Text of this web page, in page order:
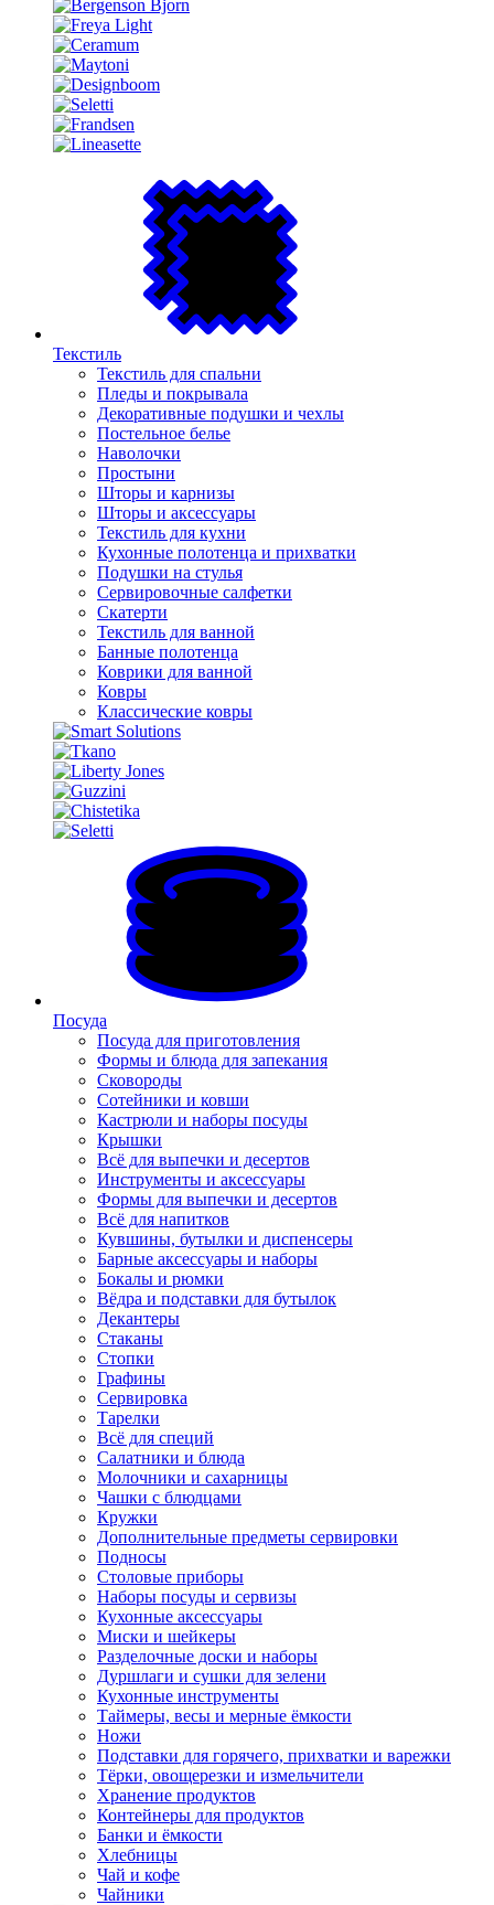
Текстиль
Текстиль для спальни
Пледы и покрывала
Декоративные подушки и чехлы
Постельное белье
Наволочки
Простыни
Шторы и карнизы
Шторы и аксессуары
Текстиль для кухни
Кухонные полотенца и прихватки
Подушки на стулья
Сервировочные салфетки
Скатерти
Текстиль для ванной
Банные полотенца
Коврики для ванной
Ковры
Классические ковры
Посуда
Посуда для приготовления
Формы и блюда для запекания
Сковороды
Сотейники и ковши
Кастрюли и наборы посуды
Крышки
Всё для выпечки и десертов
Инструменты и аксессуары
Формы для выпечки и десертов
Всё для напитков
Кувшины, бутылки и диспенсеры
Барные аксессуары и наборы
Бокалы и рюмки
Вёдра и подставки для бутылок
Декантеры
Стаканы
Стопки
Графины
Сервировка
Тарелки
Всё для специй
Салатники и блюда
Молочники и сахарницы
Чашки с блюдцами
Кружки
Дополнительные предметы сервировки
Подносы
Столовые приборы
Наборы посуды и сервизы
Кухонные аксессуары
Миски и шейкеры
Разделочные доски и наборы
Дуршлаги и сушки для зелени
Кухонные инструменты
Таймеры, весы и мерные ёмкости
Ножи
Подставки для горячего, прихватки и варежки
Тёрки, овощерезки и измельчители
Хранение продуктов
Контейнеры для продуктов
Банки и ёмкости
Хлебницы
Чай и кофе
Чайники